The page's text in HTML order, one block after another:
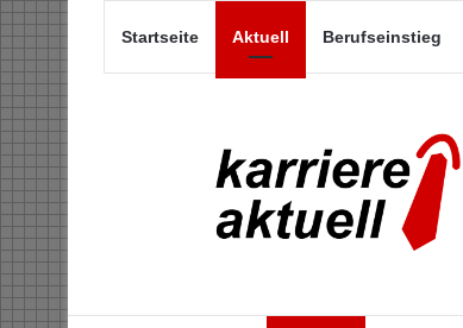
Startseite Aktuell Berufseinstieg